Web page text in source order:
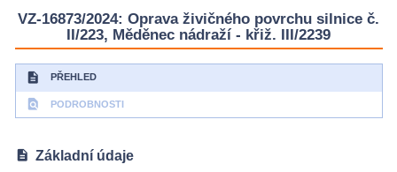
VZ-16873/2024: Oprava živičného povrchu silnice č.
II/223, Měděnec nádraží - křiž. III/2239
description PŘEHLED
find_in_page PODROBNOSTI
description Základní údaje